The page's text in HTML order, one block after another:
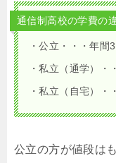
通信制高校の学費の
・公立・・・年間
・私立（通学）・
・私立（自宅）・
公立の方が値段は